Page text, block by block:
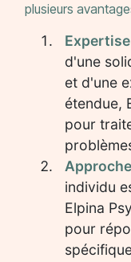
plusieurs
d'une
et d'une
étendue,
pour
individu
Elpina
pour